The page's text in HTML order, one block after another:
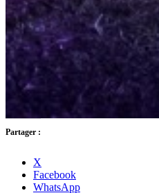
Partager :
X
Facebook
WhatsApp